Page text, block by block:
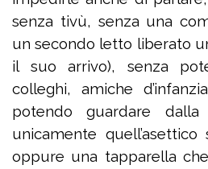
senza tivù, senza una
un secondo letto liberato
il suo arrivo), senza
colleghi, amiche
potendo guardare
unicamente
oppure una tapparella